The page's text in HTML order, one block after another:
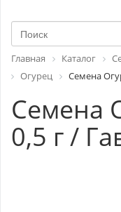
Главная Каталог
Огурец
Семена
Семена
0,5 г /